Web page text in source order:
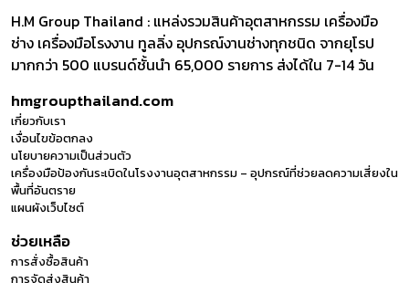
H.M Group Thailand : แหล่งรวมสินค้าอุตสาหกรรม เครื่องมือ
ช่าง เครื่องมือโรงงาน ทูลลิ่ง อุปกรณ์งานช่างทุกชนิด จากยุโรป
มากกว่า 500 แบรนด์ชั้นนำ 65,000 รายการ ส่งได้ใน 7-14 วัน
hmgroupthailand.com
เกี่ยวกับเรา
เงื่อนไขข้อตกลง
นโยบายความเป็นส่วนตัว
เครื่องมือป้องกันระเบิดในโรงงานอุตสาหกรรม – อุปกรณ์ที่ช่วยลดความเสี่ยงใน
พื้นที่อันตราย
แผนผังเว็บไซต์
ช่วยเหลือ
การสั่งซื้อสินค้า
การจัดส่งสินค้า